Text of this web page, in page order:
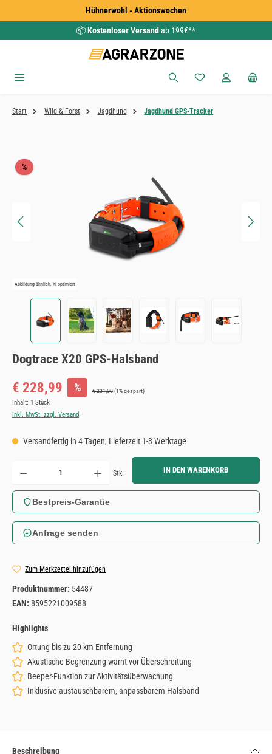
Zum Hauptinhalt springenHühnerwohl - Aktionswochen
📦Kostenloser Versand ab 199€**
Du hast 0
Start Wild & Forst Jagdhund Jagdhund GPS-Tracker
Bildergalerie überspringen
%Rabatt
Abbildung ähnlich, KI optimiert
Dogtrace X20 GPS-Halsband
Verkaufspreis:
€ 228,99 % Regulärer Preis:
€ 231,00(1% gespart)
Inhalt: 1 Stück
inkl. MwSt. zzgl. Versand
Versandfertig in 4 Tagen, Lieferzeit 1-3 Werktage
Produkt Anzahl: Gib den gewünschten Wert ein oder benutze die Schaltflächen um die Anzahl zu
Stk. IN DEN WARENKORB
Bestpreis-Garantie
Anfrage senden
Zum Merkzettel hinzufügen
Produktnummer: 54487
EAN: 8595221009588
Highlights
Ortung bis zu 20 km Entfernung
Akustische Begrenzung warnt vor Überschreitung
Beeper-Funktion zur Aktivitätsüberwachung
Inklusive austauschbarem, anpassbarem Halsband
Beschreibung